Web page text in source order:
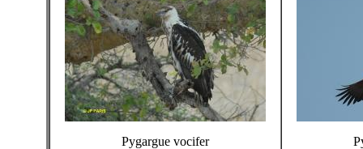
Pygargue vocifer